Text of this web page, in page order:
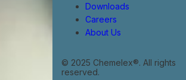
Downloads
Careers
About Us
© 2025 Chemelex®. All rights
reserved.